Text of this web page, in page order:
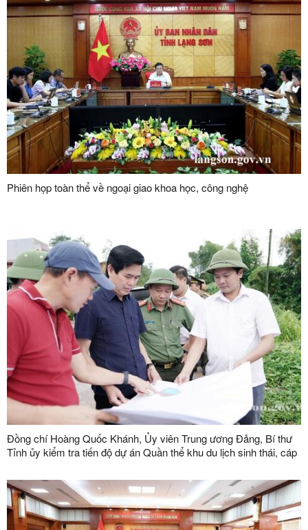
Phiên họp toàn thể về ngoại giao khoa học, công nghệ
Đồng chí Hoàng Quốc Khánh, Ủy viên Trung ương Đảng, Bí thư
Tỉnh ủy kiểm tra tiến độ dự án Quần thể khu du lịch sinh thái, cáp